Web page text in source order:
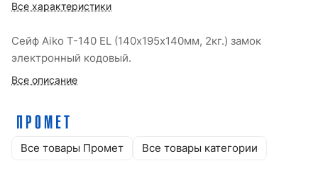
Все характеристики
Сейф Aiko Т-140 EL (140х195х140мм, 2кг.) замок
электронный кодовый.
Все описание
Все товары Промет Все товары категории